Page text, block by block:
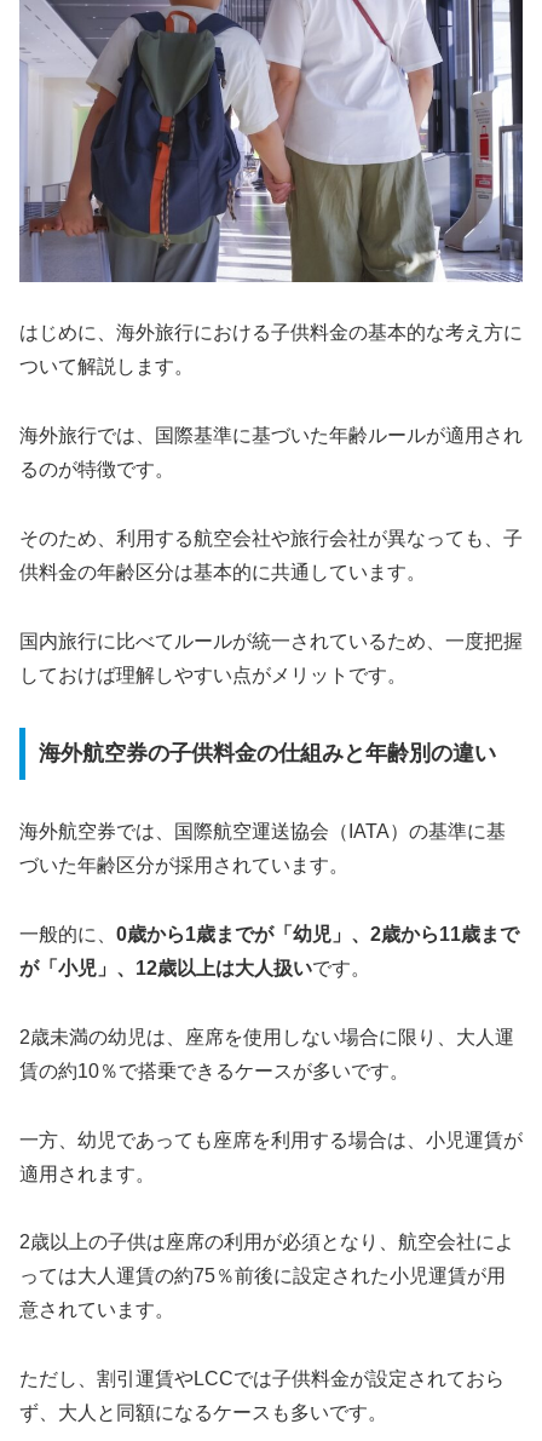
はじめに、海外旅行における子供料金の基本的な考え方に
ついて解説します。
海外旅行では、国際基準に基づいた年齢ルールが適用され
るのが特徴です。
そのため、利用する航空会社や旅行会社が異なっても、子
供料金の年齢区分は基本的に共通しています。
国内旅行に比べてルールが統一されているため、一度把握
しておけば理解しやすい点がメリットです。
海外航空券の子供料金の仕組みと年齢別の違い
海外航空券では、国際航空運送協会（IATA）の基準に基
づいた年齢区分が採用されています。
一般的に、 0歳から1歳までが「幼児」、2歳から11歳まで
が「小児」、12歳以上は大人扱いです。
2歳未満の幼児は、座席を使用しない場合に限り、大人運
賃の約10％で搭乗できるケースが多いです。
一方、幼児であっても座席を利用する場合は、小児運賃が
適用されます。
2歳以上の子供は座席の利用が必須となり、航空会社によ
っては大人運賃の約75％前後に設定された小児運賃が用
意されています。
ただし、割引運賃やLCCでは子供料金が設定されておら
ず、大人と同額になるケースも多いです。